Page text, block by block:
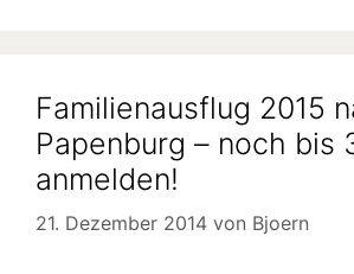
Familienausflug 2015
Papenburg – noch bis
anmelden!
21. Dezember 2014 von Bjoern